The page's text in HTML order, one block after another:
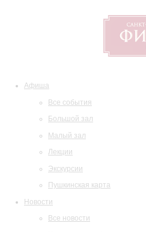
Афиша
Все события
Большой зал
Малый зал
Лекции
Экскурсии
Пушкинская карта
Новости
Все новости